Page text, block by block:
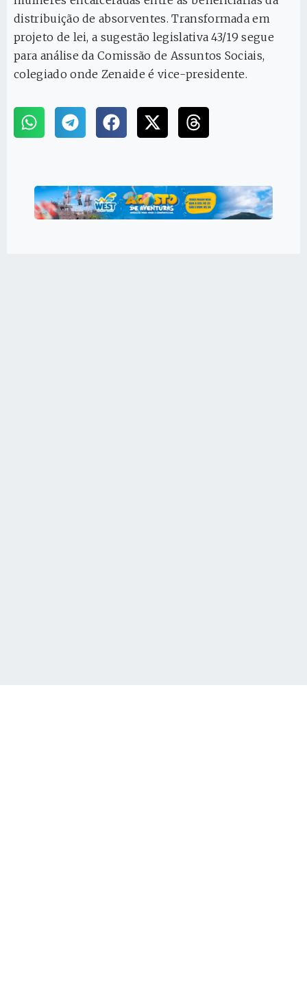
distribuição de absorventes. Transformada em
projeto de lei, a sugestão legislativa 43/19 segue
para análise da Comissão de Assuntos Sociais,
colegiado onde Zenaide é vice-presidente.